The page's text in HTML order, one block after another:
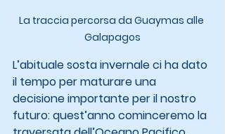
La traccia percorsa da Guaymas alle
Galapagos
L’abituale sosta invernale ci ha dato
il tempo per maturare una
decisione importante per il nostro
futuro: quest’anno cominceremo la